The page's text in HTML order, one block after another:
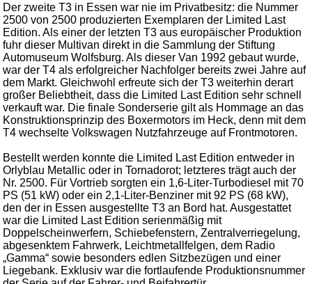
Der zweite T3 in Essen war nie im Privatbesitz: die Nummer
2500 von 2500 produzierten Exemplaren der Limited Last
Edition. Als einer der letzten T3 aus europäischer Produktion
fuhr dieser Multivan direkt in die Sammlung der Stiftung
Automuseum Wolfsburg. Als dieser Van 1992 gebaut wurde,
war der T4 als erfolgreicher Nachfolger bereits zwei Jahre auf
dem Markt. Gleichwohl erfreute sich der T3 weiterhin derart
großer Beliebtheit, dass die Limited Last Edition sehr schnell
verkauft war. Die finale Sonderserie gilt als Hommage an das
Konstruktionsprinzip des Boxermotors im Heck, denn mit dem
T4 wechselte Volkswagen Nutzfahrzeuge auf Frontmotoren.
Bestellt werden konnte die Limited Last Edition entweder in
Orlyblau Metallic oder in Tornadorot; letzteres trägt auch der
Nr. 2500. Für Vortrieb sorgten ein 1,6-Liter-Turbodiesel mit 70
PS (51 kW) oder ein 2,1-Liter-Benziner mit 92 PS (68 kW),
den der in Essen ausgestellte T3 an Bord hat. Ausgestattet
war die Limited Last Edition serienmäßig mit
Doppelscheinwerfern, Schiebefenstern, Zentralverriegelung,
abgesenktem Fahrwerk, Leichtmetallfelgen, dem Radio
„Gamma“ sowie besonders edlen Sitzbezügen und einer
Liegebank. Exklusiv war die fortlaufende Produktionsnummer